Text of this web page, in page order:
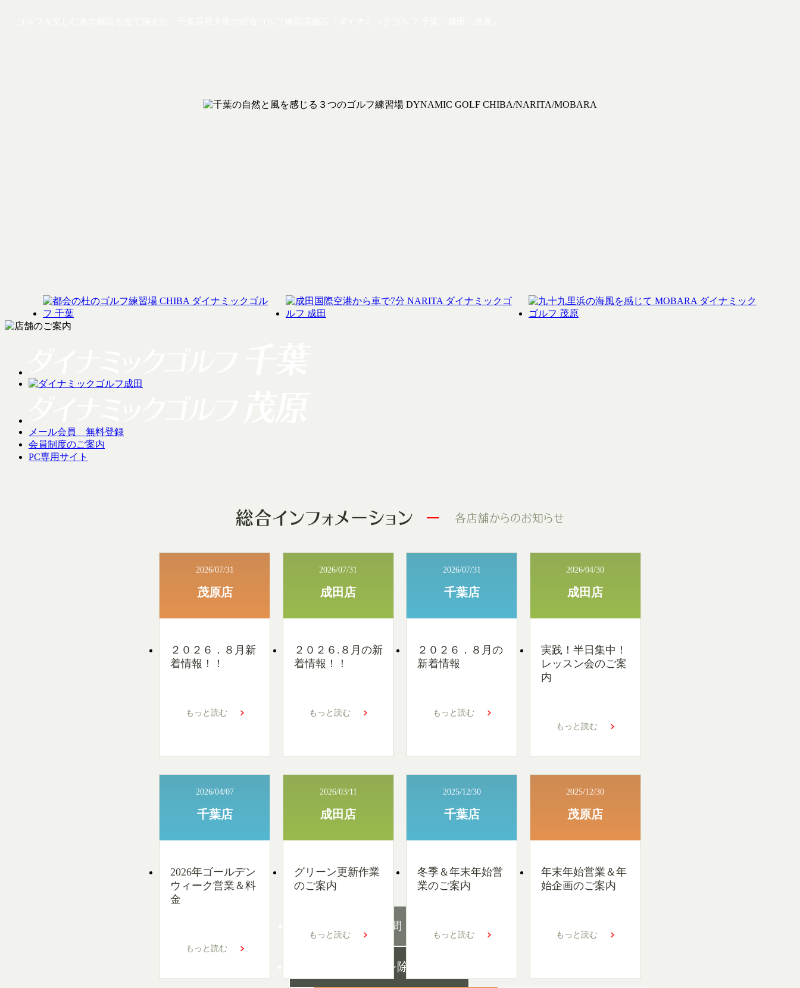
メール会員 無料登録
会員制度のご案内
PC専用サイト
茂原店
2026/07/31
２０２６．８月新
着情報！！
もっと読む
成田店
2026/07/31
２０２６.８月の新
着情報！！
もっと読む
千葉店
2026/07/31
２０２６．８月の
新着情報
もっと読む
成田店
2026/04/30
実践！半日集中！
レッスン会のご案
内
もっと読む
千葉店
2026/04/07
2026年ゴールデン
ウィーク営業＆料
金
もっと読む
成田店
2026/03/11
グリーン更新作業
のご案内
もっと読む
千葉店
2025/12/30
冬季＆年末年始営
業のご案内
もっと読む
茂原店
2025/12/30
年末年始営業＆年
始企画のご案内
もっと読む
営業時間
（元旦を除く）